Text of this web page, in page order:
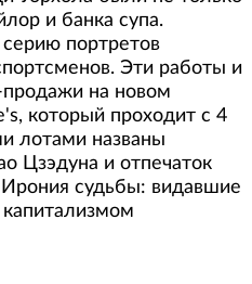
и банка супа.
портретов
Эти работы и
на новом
который проходит с 4
лотами названы
Цзэдуна и отпечаток
судьбы: видавшие